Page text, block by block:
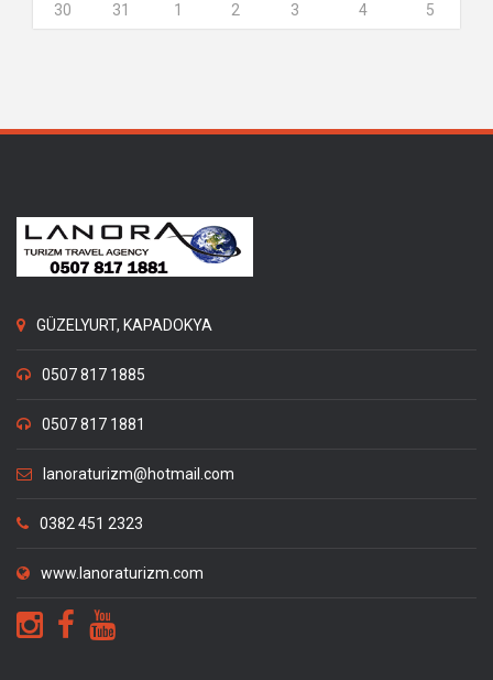
30 31 1 2 3 4 5
GÜZELYURT, KAPADOKYA
0507 817 1885
0507 817 1881
lanoraturizm@hotmail.com
0382 451 2323
www.lanoraturizm.com